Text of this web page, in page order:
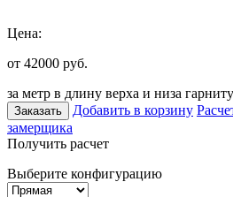
Цена:
от 42000 руб.
за метр в длину верха и низа
Заказать Добавить в корзину
замерщика
Получить расчет
Выберите конфигурацию